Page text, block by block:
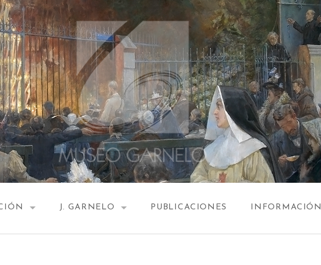
J. GARNELO PUBLICACIONES INFORMACIÓN